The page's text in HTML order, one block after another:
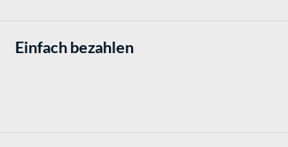
Einfach bezahlen